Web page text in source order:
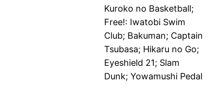
Kuroko no Basketball;
Free!: Iwatobi Swim
Club; Bakuman; Captain
Tsubasa; Hikaru no Go;
Eyeshield 21; Slam
Dunk; Yowamushi Pedal